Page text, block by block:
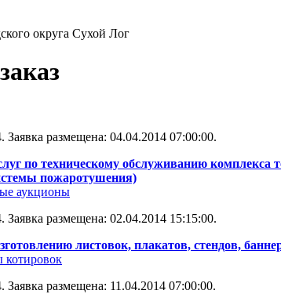
округа Сухой Лог
размещена: 04.04.2014 07:00:00.
по техническому обслуживанию
пожаротушения)
аукционы
размещена: 02.04.2014 15:15:00.
листовок, плакатов, стендов,
котировок
размещена: 11.04.2014 07:00:00.